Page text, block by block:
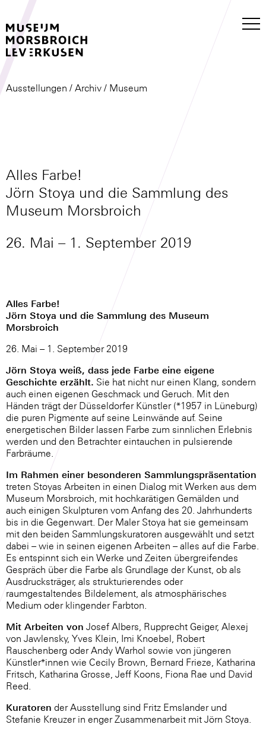
Ausstellungen / Archiv / Museum
Alles Farbe!
Jörn Stoya und die Sammlung des
Museum Morsbroich
26. Mai – 1. September 2019
Alles Farbe!
Jörn Stoya und die Sammlung des Museum
Morsbroich
26. Mai – 1. September 2019
Jörn Stoya weiß, dass jede Farbe eine eigene
Geschichte erzählt. Sie hat nicht nur einen Klang, sondern
auch einen eigenen Geschmack und Geruch. Mit den
Händen trägt der Düsseldorfer Künstler (*1957 in Lüneburg)
die puren Pigmente auf seine Leinwände auf. Seine
energetischen Bilder lassen Farbe zum sinnlichen Erlebnis
werden und den Betrachter eintauchen in pulsierende
Farbräume.
Im Rahmen einer besonderen Sammlungspräsentation
treten Stoyas Arbeiten in einen Dialog mit Werken aus dem
Museum Morsbroich, mit hochkarätigen Gemälden und
auch einigen Skulpturen vom Anfang des 20. Jahrhunderts
bis in die Gegenwart. Der Maler Stoya hat sie gemeinsam
mit den beiden Sammlungskuratoren ausgewählt und setzt
dabei – wie in seinen eigenen Arbeiten – alles auf die Farbe.
Es entspinnt sich ein Werke und Zeiten übergreifendes
Gespräch über die Farbe als Grundlage der Kunst, ob als
Ausdrucksträger, als strukturierendes oder
raumgestaltendes Bildelement, als atmosphärisches
Medium oder klingender Farbton.
Mit Arbeiten von Josef Albers, Rupprecht Geiger, Alexej
von Jawlensky, Yves Klein, Imi Knoebel, Robert
Rauschenberg oder Andy Warhol sowie von jüngeren
Künstler*innen wie Cecily Brown, Bernard Frieze, Katharina
Fritsch, Katharina Grosse, Jeff Koons, Fiona Rae und David
Reed.
Kuratoren der Ausstellung sind Fritz Emslander und
Stefanie Kreuzer in enger Zusammenarbeit mit Jörn Stoya.